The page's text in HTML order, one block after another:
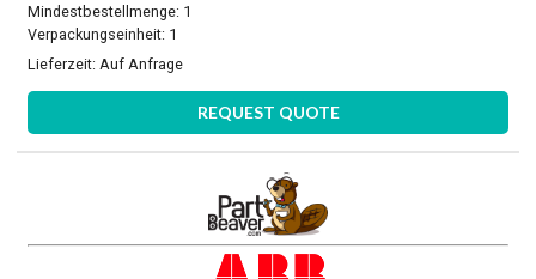
Mindestbestellmenge: 1
Verpackungseinheit: 1
Lieferzeit: Auf Anfrage
REQUEST QUOTE